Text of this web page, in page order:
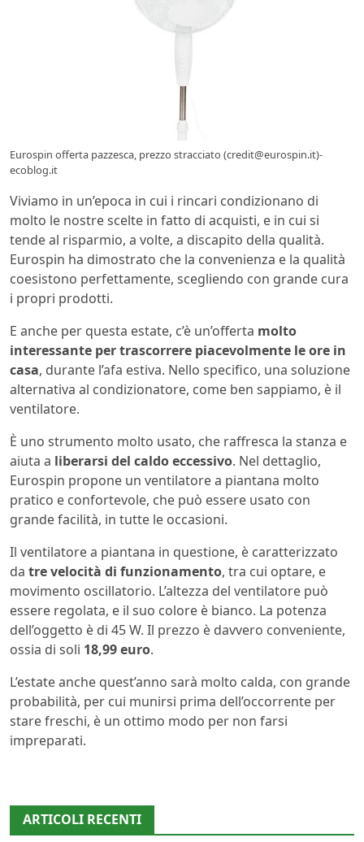
Eurospin offerta pazzesca, prezzo stracciato (credit@eurospin.it)-
ecoblog.it
Viviamo in un’epoca in cui i rincari condizionano di
molto le nostre scelte in fatto di acquisti, e in cui si
tende al risparmio, a volte, a discapito della qualità.
Eurospin ha dimostrato che la convenienza e la qualità
coesistono perfettamente, scegliendo con grande cura
i propri prodotti.
E anche per questa estate, c’è un’offerta molto
interessante per trascorrere piacevolmente le ore in
casa, durante l’afa estiva. Nello specifico, una soluzione
alternativa al condizionatore, come ben sappiamo, è il
ventilatore.
È uno strumento molto usato, che raffresca la stanza e
aiuta a liberarsi del caldo eccessivo. Nel dettaglio,
Eurospin propone un ventilatore a piantana molto
pratico e confortevole, che può essere usato con
grande facilità, in tutte le occasioni.
Il ventilatore a piantana in questione, è caratterizzato
da tre velocità di funzionamento, tra cui optare, e
movimento oscillatorio. L’altezza del ventilatore può
essere regolata, e il suo colore è bianco. La potenza
dell’oggetto è di 45 W. Il prezzo è davvero conveniente,
ossia di soli 18,99 euro.
L’estate anche quest’anno sarà molto calda, con grande
probabilità, per cui munirsi prima dell’occorrente per
stare freschi, è un ottimo modo per non farsi
impreparati.
ARTICOLI RECENTI